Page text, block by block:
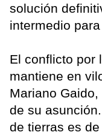
solución
intermedio para
El conflicto por
mantiene en
Mariano
de su
de tierras es